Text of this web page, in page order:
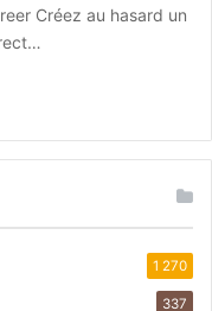
Créez au hasard un
1 270
337